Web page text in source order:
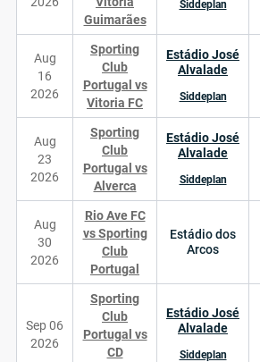
Guimarães
Siddeplan
Aug
16
2026
Sporting
Club
Portugal vs
Vitoria FC
Estádio José
Alvalade
Siddeplan
Aug
23
2026
Sporting
Club
Portugal vs
Alverca
Estádio José
Alvalade
Siddeplan
Aug
30
2026
Rio Ave FC
vs Sporting
Club
Portugal
Estádio dos
Arcos
Sep 06
2026
Sporting
Club
Portugal vs
CD
Estádio José
Alvalade
Siddeplan